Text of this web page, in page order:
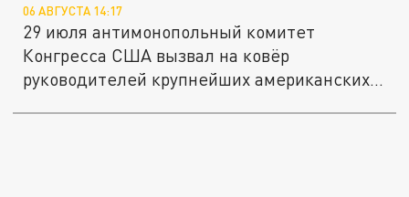
06 АВГУСТА 14:17
29 июля антимонопольный комитет
Конгресса США вызвал на ковёр
руководителей крупнейших американских...